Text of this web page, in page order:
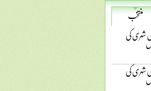
منتخب
شہری کی
شہری کی